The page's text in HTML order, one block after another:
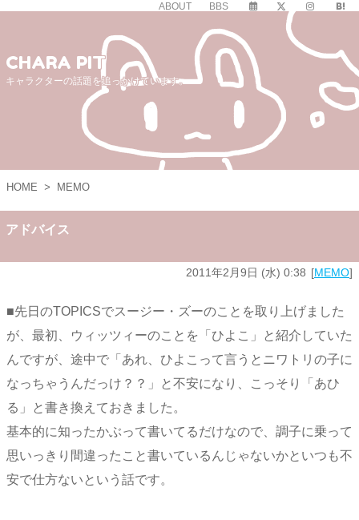
ABOUT BBS
CHARA PIT
キャラクターの話題を追っかけています。
HOME > MEMO
アドバイス
2011年2月9日 (水) 0:38 MEMO
■先日のTOPICSでスージー・ズーのことを取り上げました
が、最初、ウィッツィーのことを「ひよこ」と紹介していた
んですが、途中で「あれ、ひよこって言うとニワトリの子に
なっちゃうんだっけ？？」と不安になり、こっそり「あひ
る」と書き換えておきました。
基本的に知ったかぶって書いてるだけなので、調子に乗って
思いっきり間違ったこと書いているんじゃないかといつも不
安で仕方ないという話です。